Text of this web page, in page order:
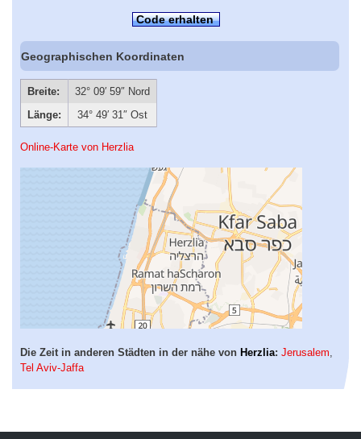
Code erhalten
Geographischen Koordinaten
Breite:
32° 09′ 59″ Nord
Länge:
34° 49′ 31″ Ost
Online-Karte von Herzlia
Die Zeit in anderen Städten in der nähe von Herzlia: Jerusalem
Tel Aviv-Jaffa